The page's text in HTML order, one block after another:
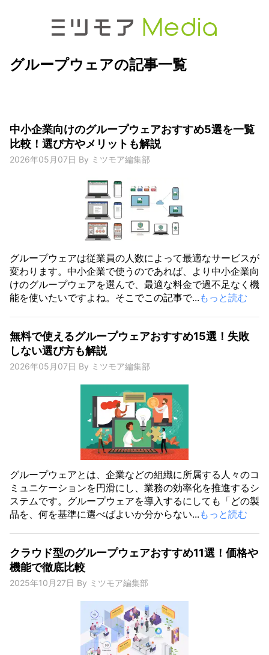
グループウェアの記事一覧
中小企業向けのグループウェアおすすめ5選を一覧
比較！選び方やメリットも解説
2026年05月07日 By ミツモア編集部
グループウェアは従業員の人数によって最適なサービスが
変わります。中小企業で使うのであれば、より中小企業向
けのグループウェアを選んで、最適な料金で過不足なく機
能を使いたいですよね。そこでこの記事で... もっと読む
無料で使えるグループウェアおすすめ15選！失敗
しない選び方も解説
2026年05月07日 By ミツモア編集部
グループウェアとは、企業などの組織に所属する人々のコ
ミュニケーションを円滑にし、業務の効率化を推進するシ
ステムです。グループウェアを導入するにしても「どの製
品を、何を基準に選べばよいか分からない... もっと読む
クラウド型のグループウェアおすすめ11選！価格や
機能で徹底比較
2025年10月27日 By ミツモア編集部